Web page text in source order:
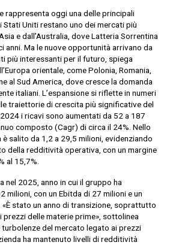
rappresenta oggi una delle principali
Uniti restano uno dei mercati più
e dall’Australia, dove Latteria Sorrentina
anni. Ma le nuove opportunità arrivano da
più interessanti per il futuro, spiega
orientale, come Polonia, Romania,
al Sud America, dove cresce la domanda
italiani. L’espansione si riflette in numeri
traiettorie di crescita più significative del
i ricavi sono aumentati da 52 a 187
composto (Cagr) di circa il 24%. Nello
salito da 1,2 a 29,5 milioni, evidenziando
della redditività operativa, con un margine
al 15,7%.
nel 2025, anno in cui il gruppo ha
milioni, con un Ebitda di 27 milioni e un
stato un anno di transizione, soprattutto
prezzi delle materie prime», sottolinea
del mercato legato ai prezzi
ha mantenuto livelli di redditività